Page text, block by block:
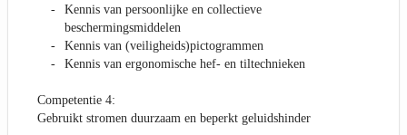
Kennis van persoonlijke en collectieve
beschermingsmiddelen
Kennis van (veiligheids)pictogrammen
Kennis van ergonomische hef- en tiltechnieken
Competentie 4:
Gebruikt stromen duurzaam en beperkt geluidshinder